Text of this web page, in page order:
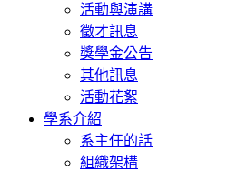
活動與演講
徵才訊息
獎學金公告
其他訊息
活動花絮
學系介紹
系主任的話
組織架構